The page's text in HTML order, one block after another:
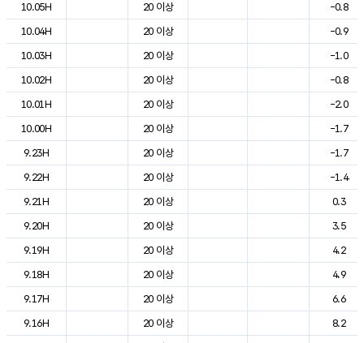
10.05H
20 이상
-0.8
10.04H
20 이상
-0.9
10.03H
20 이상
-1.0
10.02H
20 이상
-0.8
10.01H
20 이상
-2.0
10.00H
20 이상
-1.7
9.23H
20 이상
-1.7
9.22H
20 이상
-1.4
9.21H
20 이상
0.3
9.20H
20 이상
3.5
9.19H
20 이상
4.2
9.18H
20 이상
4.9
9.17H
20 이상
6.6
9.16H
20 이상
8.2